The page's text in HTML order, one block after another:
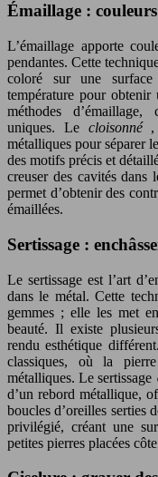
Émaillage :
L’émaillage apporte
pendantes. Cette
coloré sur une
température pour
méthodes
uniques. Le cloisonné
métalliques pour séparer
des motifs précis et
creuser des cavités dans
permet d’obtenir des
émaillées.
Sertissage :
Le sertissage est l’art
dans le métal. Cette
gemmes ; elle les met
beauté. Il existe
rendu esthétique
classiques, où la
métalliques. Le sertissage
d’un rebord métallique,
boucles d’oreilles serties
privilégié, créant une
petites pierres placées